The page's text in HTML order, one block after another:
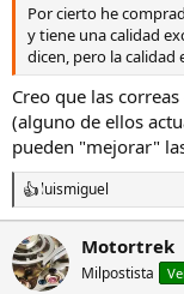
Por cierto he
y tiene una calidad
dicen, pero la calidad
Creo que las
(alguno de ellos
pueden "mejorar"
R
e
a
c
c
luismiguel
Motortrek
Milpostista